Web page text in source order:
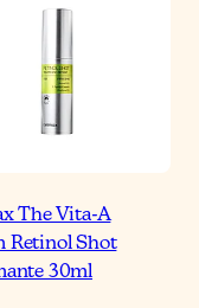
The Vita-A
Retinol Shot
30ml